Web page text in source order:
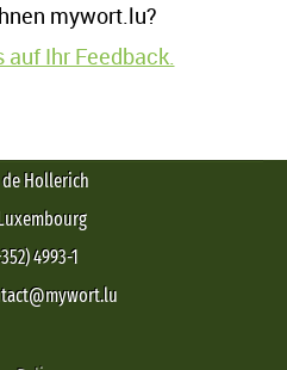
mywort.lu?
auf Ihr Feedback.
de Hollerich
4993-1